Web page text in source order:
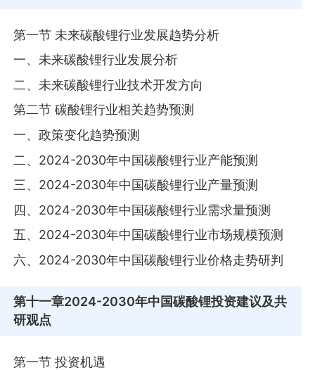
第一节 未来碳酸锂行业发展趋势分析
一、未来碳酸锂行业发展分析
二、未来碳酸锂行业技术开发方向
第二节 碳酸锂行业相关趋势预测
一、政策变化趋势预测
二、2024-2030年中国碳酸锂行业产能预测
三、2024-2030年中国碳酸锂行业产量预测
四、2024-2030年中国碳酸锂行业需求量预测
五、2024-2030年中国碳酸锂行业市场规模预测
六、2024-2030年中国碳酸锂行业价格走势研判
第十一章2024-2030年中国碳酸锂投资建议及共
研观点
第一节 投资机遇